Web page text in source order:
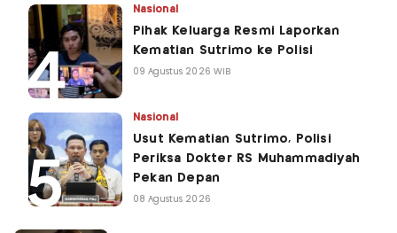
Nasional
Pihak Keluarga Resmi Laporkan
Kematian Sutrimo ke Polisi
09 Agustus 2026 WIB
Nasional
Usut Kematian Sutrimo, Polisi
Periksa Dokter RS Muhammadiyah
Pekan Depan
08 Agustus 2026